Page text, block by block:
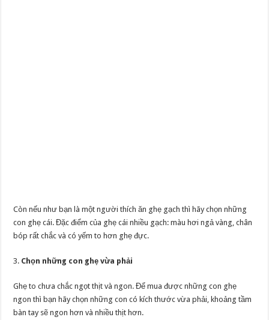
Còn nếu như bạn là một người thích ăn ghẹ gạch thì hãy chọn những
con ghẹ cái. Đặc điểm của ghẹ cái nhiều gạch: màu hơi ngả vàng, chân
bóp rất chắc và có yếm to hơn ghẹ đực.
3. Chọn những con ghẹ vừa phải
Ghẹ to chưa chắc ngọt thịt và ngon. Để mua được những con ghẹ
ngon thì bạn hãy chọn những con có kích thước vừa phải, khoảng tầm
bàn tay sẽ ngon hơn và nhiều thịt hơn.